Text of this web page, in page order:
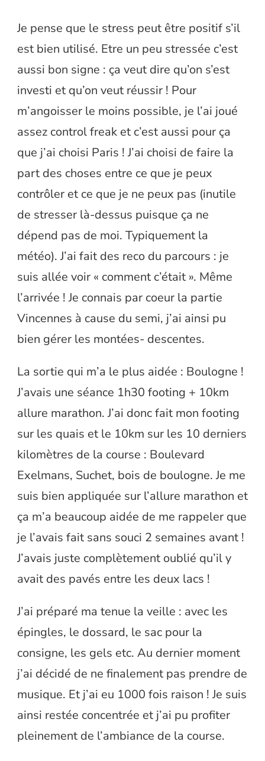
Je pense que le stress peut être positif s’il
est bien utilisé. Etre un peu stressée c’est
aussi bon signe : ça veut dire qu’on s’est
investi et qu’on veut réussir ! Pour
m’angoisser le moins possible, je l’ai joué
assez control freak et c’est aussi pour ça
que j’ai choisi Paris ! J’ai choisi de faire la
part des choses entre ce que je peux
contrôler et ce que je ne peux pas (inutile
de stresser là-dessus puisque ça ne
dépend pas de moi. Typiquement la
météo). J’ai fait des reco du parcours : je
suis allée voir « comment c’était ». Même
l’arrivée ! Je connais par coeur la partie
Vincennes à cause du semi, j’ai ainsi pu
bien gérer les montées- descentes.
La sortie qui m’a le plus aidée : Boulogne !
J’avais une séance 1h30 footing + 10km
allure marathon. J’ai donc fait mon footing
sur les quais et le 10km sur les 10 derniers
kilomètres de la course : Boulevard
Exelmans, Suchet, bois de boulogne. Je me
suis bien appliquée sur l’allure marathon et
ça m’a beaucoup aidée de me rappeler que
je l’avais fait sans souci 2 semaines avant !
J’avais juste complètement oublié qu’il y
avait des pavés entre les deux lacs !
J’ai préparé ma tenue la veille : avec les
épingles, le dossard, le sac pour la
consigne, les gels etc. Au dernier moment
j’ai décidé de ne finalement pas prendre de
musique. Et j’ai eu 1000 fois raison ! Je suis
ainsi restée concentrée et j’ai pu profiter
pleinement de l’ambiance de la course.